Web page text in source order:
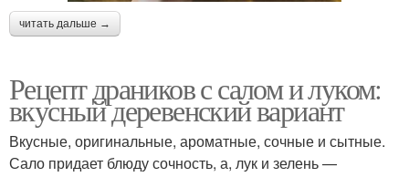
читать дальше →
Рецепт драников с салом и луком:
вкусный деревенский вариант
Вкусные, оригинальные, ароматные, сочные и сытные.
Сало придает блюду сочность, а, лук и зелень —